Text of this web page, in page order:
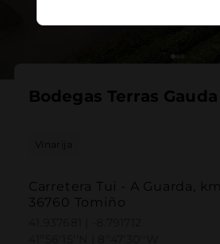
Bodegas Terras Gauda
Vinarija
Carretera Tui - A Guarda,
36760 Tomiño